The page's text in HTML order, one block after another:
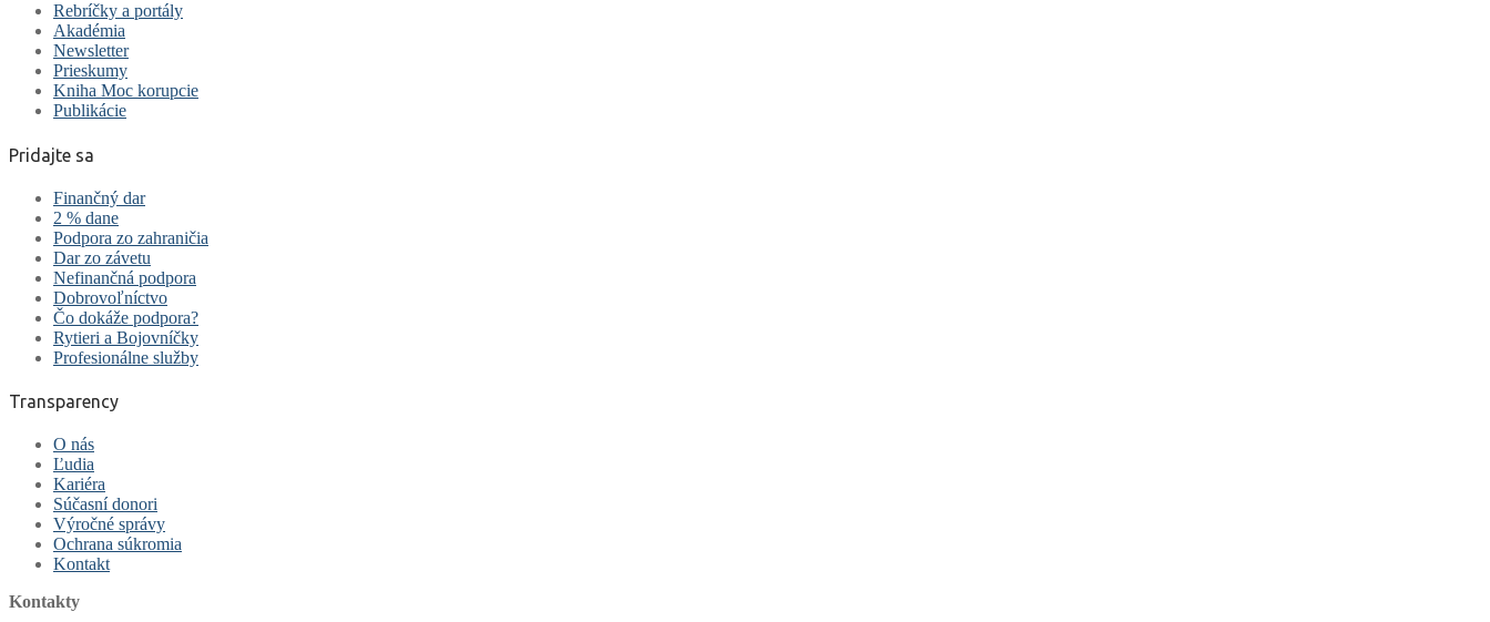
Rebríčky a portály
Akadémia
Newsletter
Prieskumy
Kniha Moc korupcie
Publikácie
Pridajte sa
Finančný dar
2 % dane
Podpora zo zahraničia
Dar zo závetu
Nefinančná podpora
Dobrovoľníctvo
Čo dokáže podpora?
Rytieri a Bojovníčky
Profesionálne služby
Transparency
O nás
Ľudia
Kariéra
Súčasní donori
Výročné správy
Ochrana súkromia
Kontakt
Kontakty